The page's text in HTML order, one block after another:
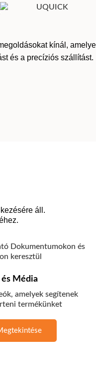
kínál,
és a precíziós szállítást.
áll.
Média
amelyek segítenek
termékünket